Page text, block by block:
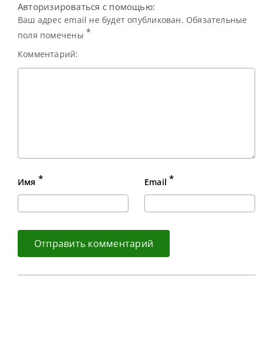
Авторизироваться с помощью:
Ваш адрес email не будет опубликован. Обязательные
поля помечены *
Комментарий:
Имя * Email *